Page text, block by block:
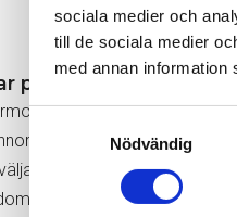
sociala medier och
till de sociala medier
med annan information
Samtyckesval
Nödvändig
provtagning av
som inte enbart
Testet passar för dig
denna metod istället för
vid intag av